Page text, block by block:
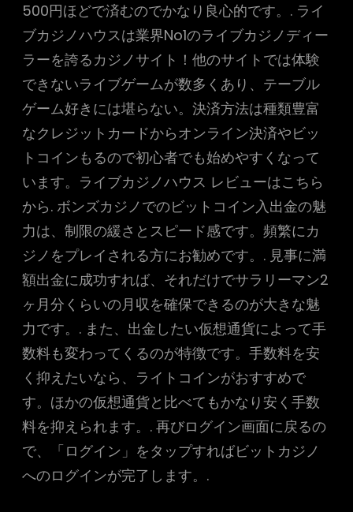
500円ほどで済むのでかなり良心的です。. ライ
ブカジノハウスは業界No1のライブカジノディー
ラーを誇るカジノサイト！他のサイトでは体験
できないライブゲームが数多くあり、テーブル
ゲーム好きには堪らない。決済方法は種類豊富
なクレジットカードからオンライン決済やビッ
トコインもるので初心者でも始めやすくなって
います。ライブカジノハウス レビューはこちら
から. ボンズカジノでのビットコイン入出金の魅
力は、制限の緩さとスピード感です。頻繁にカ
ジノをプレイされる方にお勧めです。. 見事に満
額出金に成功すれば、それだけでサラリーマン2
ヶ月分くらいの月収を確保できるのが大きな魅
力です。. また、出金したい仮想通貨によって手
数料も変わってくるのが特徴です。手数料を安
く抑えたいなら、ライトコインがおすすめで
す。ほかの仮想通貨と比べてもかなり安く手数
料を抑えられます。. 再びログイン画面に戻るの
で、「ログイン」をタップすればビットカジノ
へのログインが完了します。.